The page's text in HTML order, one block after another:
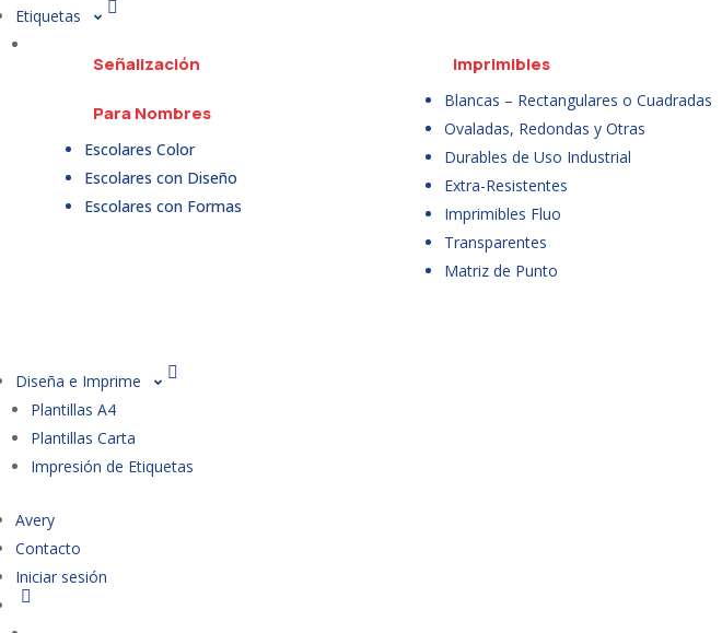
Etiquetas
Señalización
Para Nombres
Escolares Color
Escolares con Diseño
Escolares con Formas
Imprimibles
Blancas – Rectangulares o Cuadradas
Ovaladas, Redondas y Otras
Durables de Uso Industrial
Extra-Resistentes
Imprimibles Fluo
Transparentes
Matriz de Punto
Diseña e Imprime
Plantillas A4
Plantillas Carta
Impresión de Etiquetas
Avery
Contacto
Iniciar sesión